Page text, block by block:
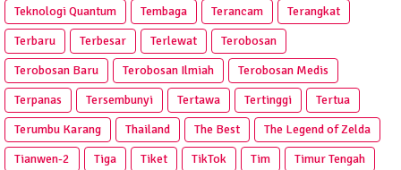
Teknologi Quantum
Tembaga Terancam
Terangkat
Terbaru
Terbesar Terlewat
Terobosan
Terobosan Baru
Terobosan Ilmiah
Terobosan Medis
Terpanas
Tersembunyi Tertawa Tertinggi
Tertua
Terumbu Karang
Thailand The Best
The Legend of Zelda
Tianwen-2
Tiga Tiket TikTok Tim
Timur Tengah